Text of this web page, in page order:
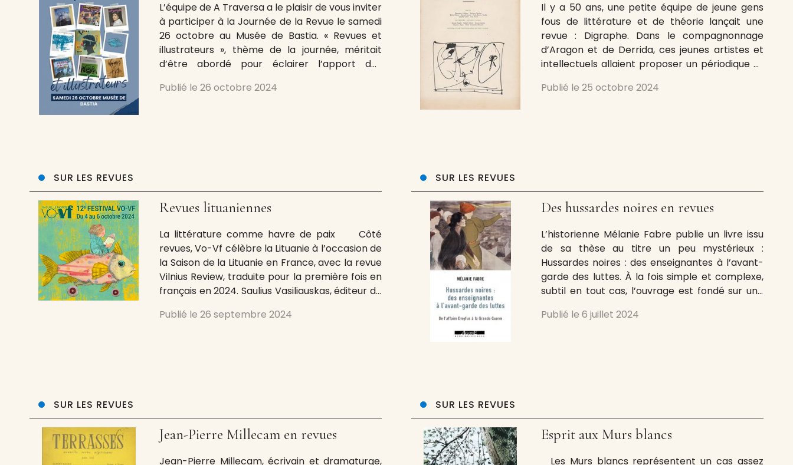
L’équipe de A Traversa a le plaisir de vous inviter
à participer à la Journée de la Revue le samedi
26 octobre au Musée de Bastia. « Revues et
illustrateurs », thème de la journée, méritait
d’être abordé pour éclairer l’apport des
prend des aspects divers, avec les peintres,
Publié le 26 octobre 2024
​​​Il y a 50 ans, une petite équipe de jeune gens
fous de littérature et de théorie lançait une
revue : Digraphe. Dans le compagnonnage
d’Aragon et de Derrida, ces jeunes artistes et
intellectuels allaient proposer un périodique et
L’aventure, née dans les années 1970, devait
Publié le 25 octobre 2024
SUR LES REVUES
Revues lituaniennes
La littérature comme havre de paix Côté
revues, Vo-Vf célèbre la Lituanie à l’occasion de
la Saison de la Lituanie en France, avec la revue
Vilnius Review, traduite pour la première fois en
français en 2024. Saulius Vasiliauskas, éditeur de
littérature comme havre de paix, dans
Publié le 26 septembre 2024
SUR LES REVUES
Des hussardes noires en revues
L’historienne Mélanie Fabre publie un livre issu
de sa thèse au titre un peu mystérieux :
Hussardes noires : des enseignantes à l’avant-
garde des luttes. À la fois simple et complexe,
subtil en tout cas, l’ouvrage est fondé sur une
quelques intellectuelles de la Belle Époque,
Publié le 6 juillet 2024
SUR LES REVUES
Jean-Pierre Millecam en revues
Jean-Pierre Millecam, écrivain et dramaturge,
SUR LES REVUES
Esprit aux Murs blancs
Les Murs blancs représentent un cas assez